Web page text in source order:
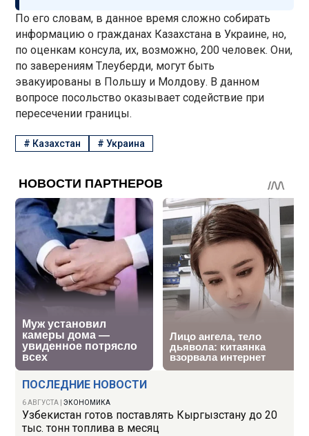
ПОСЛЕДНИЕ НОВОСТИ
6 АВГУСТА |ЭКОНОМИКА
Узбекистан готов поставлять Кыргызстану до 20
тыс. тонн топлива в месяц
По его словам, в данное время сложно собирать
информацию о гражданах Казахстана в Украине, но,
по оценкам консула, их, возможно, 200 человек. Они,
по заверениям Тлеуберди, могут быть
эвакуированы в Польшу и Молдову. В данном
вопросе посольство оказывает содействие при
пересечении границы.
# Казахстан #Украина